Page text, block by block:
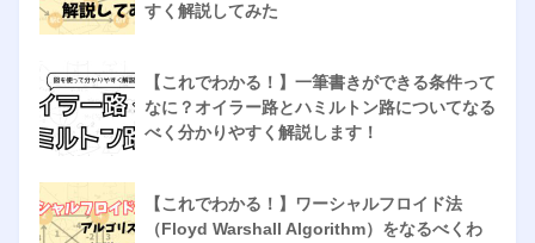
すく解説してみた
【これでわかる！】一筆書きができる条件って
なに？オイラー路とハミルトン路についてなる
べく分かりやすく解説します！
【これでわかる！】ワーシャルフロイド法
（Floyd Warshall Algorithm）をなるべくわ